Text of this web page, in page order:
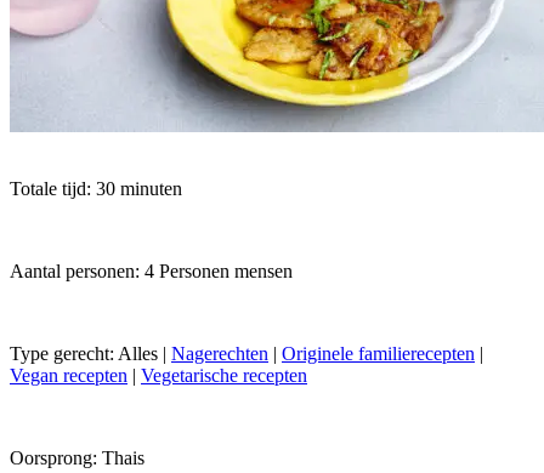
Totale tijd: 30 minuten
Aantal personen: 4 Personen mensen
Type gerecht: Alles | Nagerechten | Originele familierecepten |
Vegan recepten | Vegetarische recepten
Oorsprong: Thais